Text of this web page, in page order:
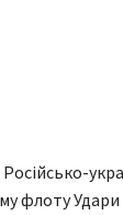
флоту Удари